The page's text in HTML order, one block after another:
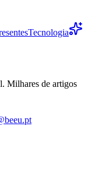
Tecnologia
Milhares de artigos